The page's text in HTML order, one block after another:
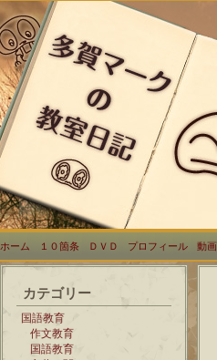
ホーム １０箇条 ＤＶＤ プロフィール 動画
カテゴリー
国語教育
作文教育
国語教育